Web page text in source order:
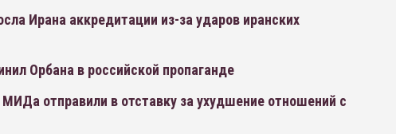
Ирана аккредитации из-за ударов иранских
Орбана в российской пропаганде
МИДа отправили в отставку за ухудшение отношений с